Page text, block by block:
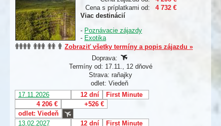
Cena s príplatkami od:
4 732 €
Viac destinácií
- Poznávacie zájazdy
- Exotika
Zobraziť všetky termíny a popis zájazdu »
Doprava:
Termíny od: 17.11., 12 dňové
Strava: raňajky
odlet: Viedeň
17.11.2026
12 dní
First Minute
4 206 €
+526 €
odlet: Viedeň
13.02.2027
12 dní
First Minute